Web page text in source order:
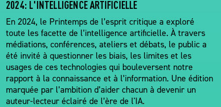
2024: L'INTELLIGENCE ARTIFICIELLE
En 2024, le Printemps de l’esprit critique a exploré
toute les facette de l’intelligence artificielle. À travers
médiations, conférences, ateliers et débats, le public a
été invité à questionner les biais, les limites et les
usages de ces technologies qui bouleversent notre
rapport à la connaissance et à l’information. Une édition
marquée par l’ambition d’aider chacun à devenir un
auteur-lecteur éclairé de l’ère de l'IA.